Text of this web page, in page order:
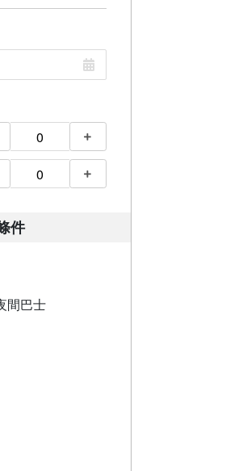
件
間巴士